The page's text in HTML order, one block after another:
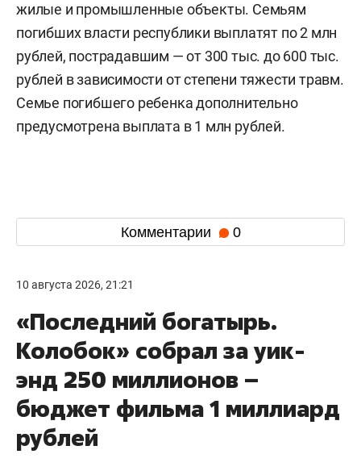
жилые и промышленные объекты. Семьям
погибших власти республики выплатят по 2 млн
рублей, пострадавшим — от 300 тыс. до 600 тыс.
рублей в зависимости от степени тяжести травм.
Семье погибшего ребенка дополнительно
предусмотрена выплата в 1 млн рублей.
Комментарии 0
10 августа 2026, 21:21
«Последний богатырь.
Колобок» собрал за уик-
энд 250 миллионов –
бюджет фильма 1 миллиард
рублей